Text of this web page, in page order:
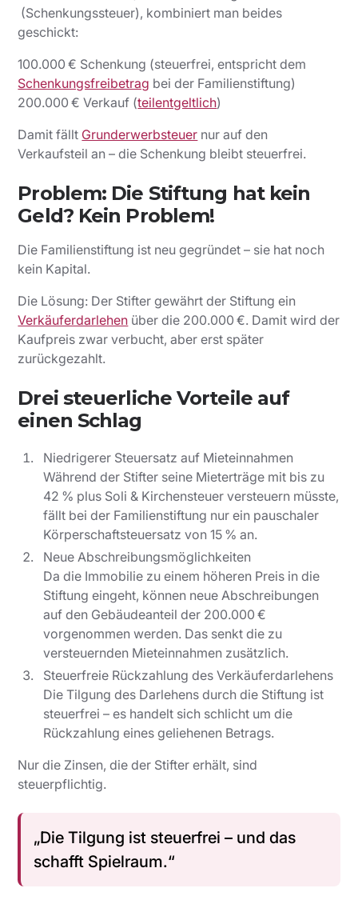
(Schenkungssteuer), kombiniert man beides
geschickt:
100.000 € Schenkung (steuerfrei, entspricht dem
Schenkungsfreibetrag bei der Familienstiftung)
200.000 € Verkauf (teilentgeltlich)
Damit fällt Grunderwerbsteuer nur auf den
Verkaufsteil an – die Schenkung bleibt steuerfrei.
Problem: Die Stiftung hat kein
Geld? Kein Problem!
Die Familienstiftung ist neu gegründet – sie hat noch
kein Kapital.
Die Lösung: Der Stifter gewährt der Stiftung ein
Verkäuferdarlehen über die 200.000 €. Damit wird der
Kaufpreis zwar verbucht, aber erst später
zurückgezahlt.
Drei steuerliche Vorteile auf
einen Schlag
Niedrigerer Steuersatz auf Mieteinnahmen
Während der Stifter seine Mieterträge mit bis zu
42 % plus Soli & Kirchensteuer versteuern müsste,
fällt bei der Familienstiftung nur ein pauschaler
Körperschaftsteuersatz von 15 % an.
Neue Abschreibungsmöglichkeiten
Da die Immobilie zu einem höheren Preis in die
Stiftung eingeht, können neue Abschreibungen
auf den Gebäudeanteil der 200.000 €
vorgenommen werden. Das senkt die zu
versteuernden Mieteinnahmen zusätzlich.
Steuerfreie Rückzahlung des Verkäuferdarlehens
Die Tilgung des Darlehens durch die Stiftung ist
steuerfrei – es handelt sich schlicht um die
Rückzahlung eines geliehenen Betrags.
Nur die Zinsen, die der Stifter erhält, sind
steuerpflichtig.
„Die Tilgung ist steuerfrei – und das
schafft Spielraum.“